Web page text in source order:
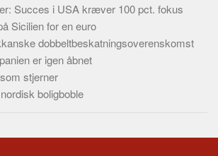
Succes i USA kræver 100 pct. fokus
Sicilien for en euro
dobbeltbeskatningsoverenskomst
er igen åbnet
stjerner
boligboble